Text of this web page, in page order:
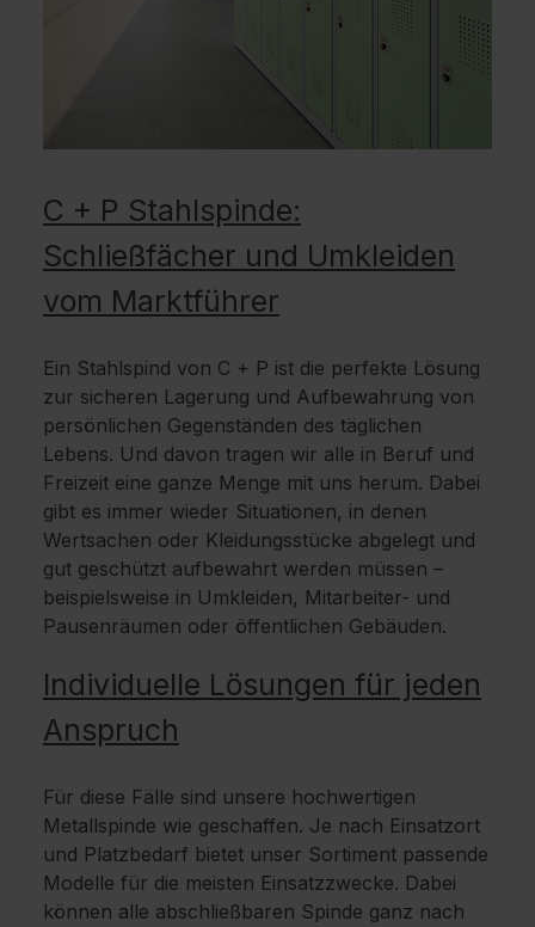
C + P Stahlspinde:
Schließfächer und Umkleiden
vom Marktführer
Ein Stahlspind von C + P ist die perfekte Lösung
zur sicheren Lagerung und Aufbewahrung von
persönlichen Gegenständen des täglichen
Lebens. Und davon tragen wir alle in Beruf und
Freizeit eine ganze Menge mit uns herum. Dabei
gibt es immer wieder Situationen, in denen
Wertsachen oder Kleidungsstücke abgelegt und
gut geschützt aufbewahrt werden müssen –
beispielsweise in Umkleiden, Mitarbeiter- und
Pausenräumen oder öffentlichen Gebäuden.
Individuelle Lösungen für jeden
Anspruch
Für diese Fälle sind unsere hochwertigen
Metallspinde wie geschaffen. Je nach Einsatzort
und Platzbedarf bietet unser Sortiment passende
Modelle für die meisten Einsatzzwecke. Dabei
können alle abschließbaren Spinde ganz nach